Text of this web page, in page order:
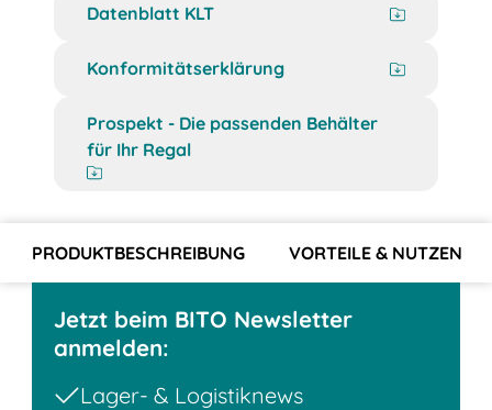
Datenblatt KLT
Konformitätserklärung
Prospekt - Die passenden Behälter
für Ihr Regal
PRODUKTBESCHREIBUNG VORTEILE & NUTZEN
Jetzt beim BITO Newsletter
anmelden:
Lager- & Logistiknews